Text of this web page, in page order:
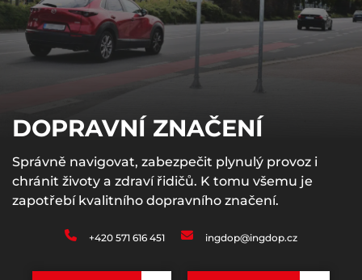
DOPRAVNÍ ZNAČENÍ
Správně navigovat, zabezpečit plynulý provoz i
chránit životy a zdraví řidičů. K tomu všemu je
zapotřebí kvalitního dopravního značení.
+420 571 616 451 ingdop@ingdop.cz